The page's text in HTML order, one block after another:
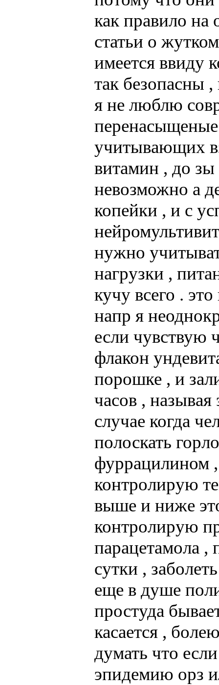
как правило на
статьи о
имеется ввиду
так безопасны
я не люблю
перенасыщеные
учитывающих
витамин , до зы
невозможно а
копейки , и с
нейромультивит
нужно
нагрузки ,
кучу всего .
напр я
если чувствую
флакон
порошке , и
часов ,
случае когда
полоскать
фуррацилином
контролирую
выше и ниже
контролирую
парацетамола ,
сутки ,
еще в душе
простуда
касается ,
думать что
эпидемию орз